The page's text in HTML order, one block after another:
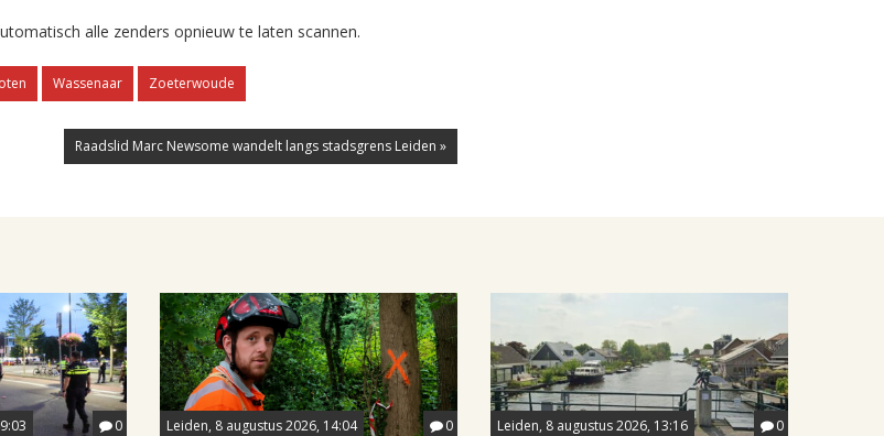
alle zenders opnieuw te laten scannen.
Wassenaar Zoeterwoude
Raadslid Marc Newsome wandelt langs stadsgrens Leiden »
0 Leiden, 8 augustus 2026, 14:04 0 Leiden, 8 augustus 2026, 13:16 0